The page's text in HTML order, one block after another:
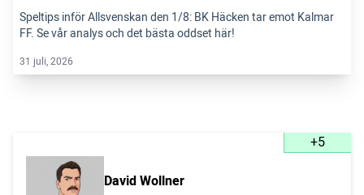
Speltips inför Allsvenskan den 1/8: BK Häcken tar emot Kalmar
FF. Se vår analys och det bästa oddset här!
31 juli, 2026
+5
David Wollner